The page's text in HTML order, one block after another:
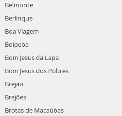
Belmonte
Berlinque
Boa Viagem
Boipeba
Bom Jesus da Lapa
Bom Jesus dos Pobres
Brejão
Brejões
Brotas de Macaúbas